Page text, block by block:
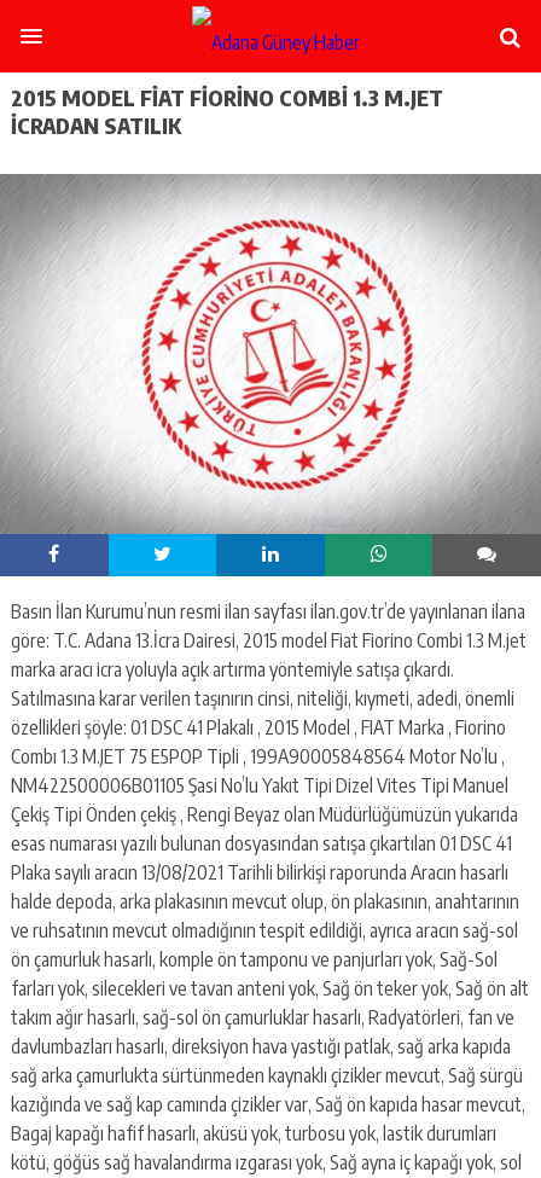
escort
ataşehir
escort
escort
pendik
escort
-
ümraniye
escort
mecidiyeköy
escort
-
taksim
escort
beşiktaş
escort
maltepe
escort
2015 MODEL FİAT FİORİNO COMBİ 1.3 M.JET
İCRADAN SATILIK
Basın İlan Kurumu’nun resmi ilan sayfası ilan.gov.tr’de yayınlanan ilana
göre: T.C. Adana 13.İcra Dairesi, 2015 model Fiat Fiorino Combi 1.3 M.jet
marka aracı icra yoluyla açık artırma yöntemiyle satışa çıkardı.
Satılmasına karar verilen taşınırın cinsi, niteliği, kıymeti, adedi, önemli
özellikleri şöyle: 01 DSC 41 Plakalı , 2015 Model , FIAT Marka , Fiorino
Combı 1.3 M.JET 75 E5POP Tipli , 199A90005848564 Motor No’lu ,
NM422500006B01105 Şasi No’lu Yakıt Tipi Dizel Vites Tipi Manuel
Çekiş Tipi Önden çekiş , Rengi Beyaz olan Müdürlüğümüzün yukarıda
esas numarası yazılı bulunan dosyasından satışa çıkartılan 01 DSC 41
Plaka sayılı aracın 13/08/2021 Tarihli bilirkişi raporunda Aracın hasarlı
halde depoda, arka plakasının mevcut olup, ön plakasının, anahtarının
ve ruhsatının mevcut olmadığının tespit edildiği, ayrıca aracın sağ-sol
ön çamurluk hasarlı, komple ön tamponu ve panjurları yok, Sağ-Sol
farları yok, silecekleri ve tavan anteni yok, Sağ ön teker yok, Sağ ön alt
takım ağır hasarlı, sağ-sol ön çamurluklar hasarlı, Radyatörleri, fan ve
davlumbazları hasarlı, direksiyon hava yastığı patlak, sağ arka kapıda
sağ arka çamurlukta sürtünmeden kaynaklı çizikler mevcut, Sağ sürgü
kazığında ve sağ kap camında çizikler var, Sağ ön kapıda hasar mevcut,
Bagaj kapağı hafif hasarlı, aküsü yok, turbosu yok, lastik durumları
kötü, göğüs sağ havalandırma ızgarası yok, Sağ ayna iç kapağı yok, sol